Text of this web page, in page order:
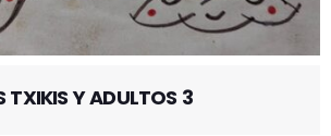
TXIKIS Y ADULTOS 3